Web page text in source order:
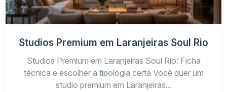
Funcionalidade da planta
Demanda para venda ou locação
Studios Premium em Laranjeiras Soul Rio
Studios Premium em Laranjeiras Soul Rio: Ficha
técnica e escolher a tipologia certa Você quer um
studio premium em Laranjeiras...